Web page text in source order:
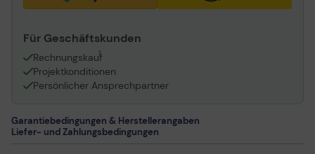
Für Geschäftskunden
Rechnungskauf
1
Projektkonditionen
Persönlicher Ansprechpartner
Garantiebedingungen & Herstellerangaben
Liefer- und Zahlungsbedingungen